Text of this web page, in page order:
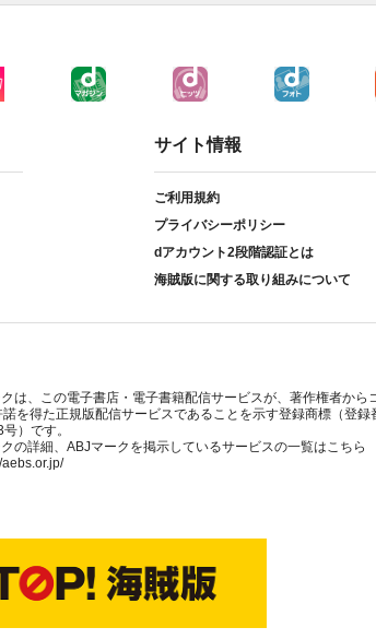
サイト情報
ご利用規約
プライバシーポリシー
dアカウント2段階認証とは
海賊版に関する取り組みについて
は、この電子書店・電子書籍配信サービスが、著作権者から
諾を得た正規版配信サービスであることを示す登録商標（登録
）です。
の詳細、ABJマークを掲示しているサービスの一覧はこちら
aebs.or.jp/